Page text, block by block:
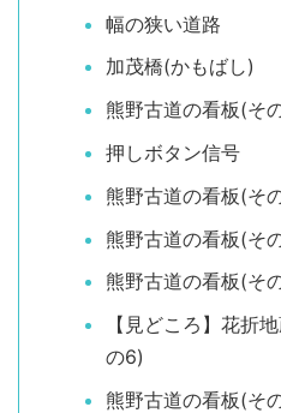
幅の狭い道路
加茂橋(かもばし)
熊野古道の看板(そ
押しボタン信号
熊野古道の看板(そ
熊野古道の看板(そ
熊野古道の看板(そ
【見どころ】花折
の6)
熊野古道の看板(そ